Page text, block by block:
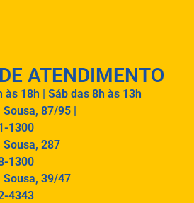
ATENDIMENTO
às 18h | Sáb das 8h às 13h
Sousa, 87/95 |
1300
Sousa, 287
1300
Sousa, 39/47
4343